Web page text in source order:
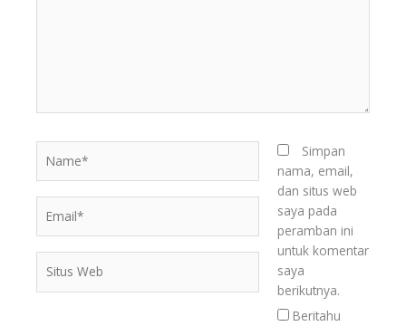
Web
Simpan
nama, email,
dan situs web
saya pada
peramban ini
untuk komentar
saya
berikutnya.
Beritahu